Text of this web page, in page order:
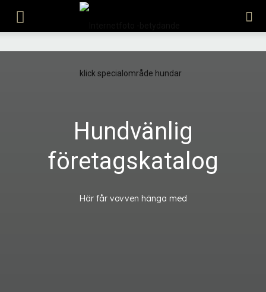
Internetfoto
Hundvänlig
företagskatalog
Här får vovven hänga med